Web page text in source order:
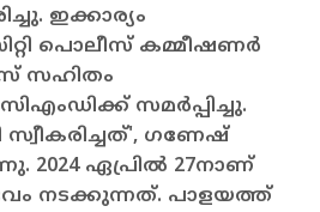
ഇക്കാര്യം
പൊലീസ് കമ്മീഷണര്‍
സഹിതം
സമര്‍പ്പിച്ചു.
ഗണേഷ്
2024 ഏപ്രില്‍ 27നാണ്
നടക്കുന്നത്. പാളയത്ത്